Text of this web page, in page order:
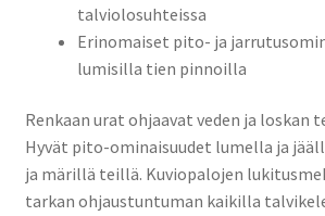
talviolosuhteissa
Erinomaiset pito- ja
lumisilla tien pinnoilla
Renkaan urat ohjaavat veden ja loskan
Hyvät pito-ominaisuudet lumella ja
ja märillä teillä. Kuviopalojen
tarkan ohjaustuntuman kaikilla